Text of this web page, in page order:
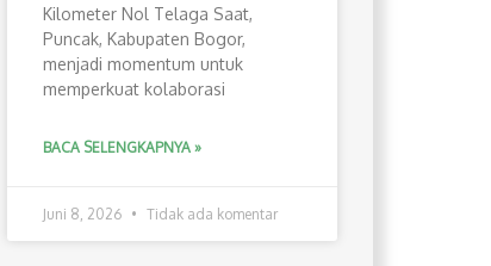
Kilometer Nol Telaga Saat,
Puncak, Kabupaten Bogor,
menjadi momentum untuk
memperkuat kolaborasi
BACA SELENGKAPNYA »
Juni 8, 2026 Tidak ada komentar